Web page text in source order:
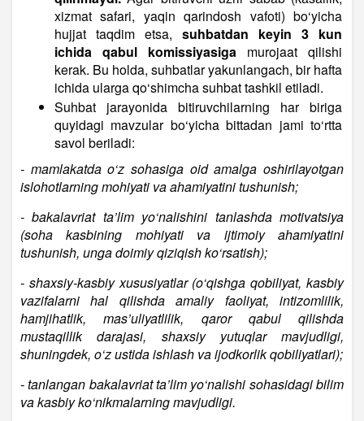
xizmat safari, yaqin qarindosh vafoti) bo‘yicha
hujjat taqdim etsa, suhbatdan keyin 3 kun
ichida qabul komissiyasiga murojaat qilishi
kerak. Bu holda, suhbatlar yakunlangach, bir hafta
ichida ularga qo‘shimcha suhbat tashkil etiladi.
Suhbat jarayonida bitiruvchilarning har biriga
quyidagi mavzular bo‘yicha bittadan jami to‘rtta
savol beriladi:
- mamlakatda o‘z sohasiga oid amalga oshirilayotgan
islohotlarning mohiyati va ahamiyatini tushunish;
- bakalavriat ta’lim yo‘nalishini tanlashda motivatsiya
(soha kasbining mohiyati va ijtimoiy ahamiyatini
tushunish, unga doimiy qiziqish ko‘rsatish);
- shaxsiy-kasbiy xususiyatlar (o‘qishga qobiliyat, kasbiy
vazifalarni hal qilishda amaliy faoliyat, intizomlilik,
hamjihatlik, mas’uliyatlilik, qaror qabul qilishda
mustaqillik darajasi, shaxsiy yutuqlar mavjudligi,
shuningdek, o‘z ustida ishlash va ijodkorlik qobiliyatlari);
- tanlangan bakalavriat ta’lim yo‘nalishi sohasidagi bilim
va kasbiy ko‘nikmalarning mavjudligi.